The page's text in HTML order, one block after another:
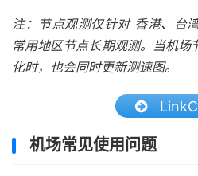
注：节点观测仅针对 香港、台
常用地区节点长期观测。当机场
化时，也会同时更新测速图。
机场常见使用问题